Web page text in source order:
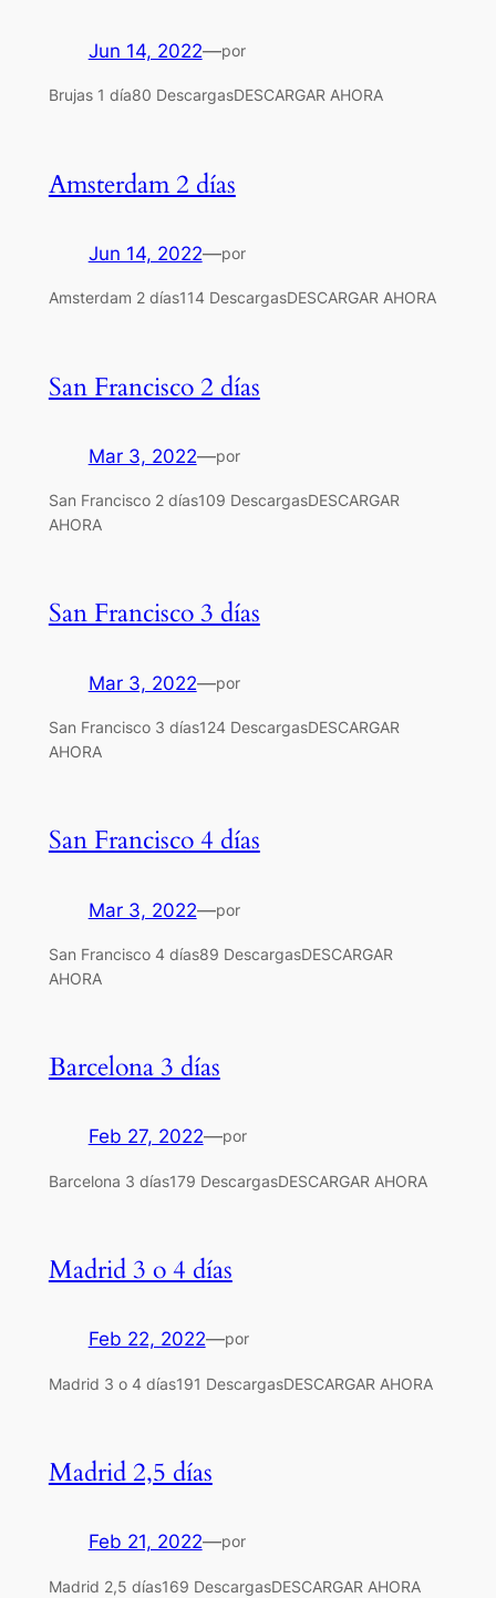
Jun 14, 2022—por
Brujas 1 día80 DescargasDESCARGAR AHORA
Amsterdam 2 días
Jun 14, 2022—por
Amsterdam 2 días114 DescargasDESCARGAR AHORA
San Francisco 2 días
Mar 3, 2022—por
San Francisco 2 días109 DescargasDESCARGAR
AHORA
San Francisco 3 días
Mar 3, 2022—por
San Francisco 3 días124 DescargasDESCARGAR
AHORA
San Francisco 4 días
Mar 3, 2022—por
San Francisco 4 días89 DescargasDESCARGAR
AHORA
Barcelona 3 días
Feb 27, 2022—por
Barcelona 3 días179 DescargasDESCARGAR AHORA
Madrid 3 o 4 días
Feb 22, 2022—por
Madrid 3 o 4 días191 DescargasDESCARGAR AHORA
Madrid 2,5 días
Feb 21, 2022—por
Madrid 2,5 días169 DescargasDESCARGAR AHORA